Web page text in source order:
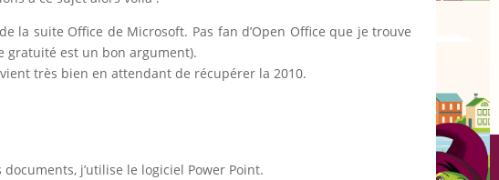
la suite Office de Microsoft. Pas fan d’Open Office que je trouve
gratuité est un bon argument).
très bien en attendant de récupérer la 2010.
documents, j’utilise le logiciel Power Point.